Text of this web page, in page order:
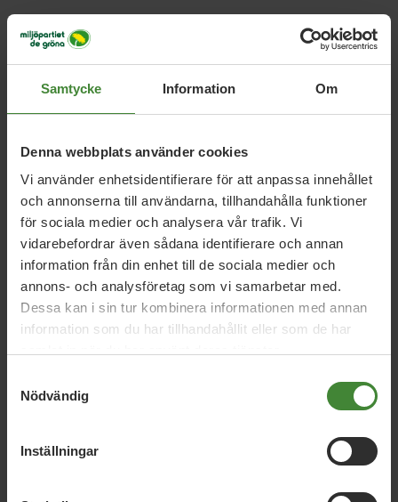
Samtycke Information Om
Denna webbplats använder cookies
Vi använder enhetsidentifierare för att anpassa innehållet
och annonserna till användarna, tillhandahålla funktioner
för sociala medier och analysera vår trafik. Vi
vidarebefordrar även sådana identifierare och annan
information från din enhet till de sociala medier och
annons- och analysföretag som vi samarbetar med.
Dessa kan i sin tur kombinera informationen med annan
information som du har tillhandahållit eller som de har
Nödvändig
Inställningar
Relaterade nyheter
Miljöpartiet: Sverige måste ställa krav på
nya datacenter
3 augusti 2026
Pride är över – nu fortsätter kampen för
hbtqi-personers rättigheter
Earth Overshoot Day: Naturkrisen är en